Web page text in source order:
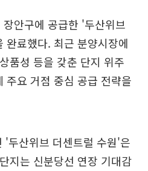
안구에 공급한 '두산위브
완료했다. 최근 분양시장에
품성 등을 갖춘 단지 위주
주요 거점 중심 공급 전략을
'두산위브 더센트럴 수원'은
지는 신분당선 연장 기대감